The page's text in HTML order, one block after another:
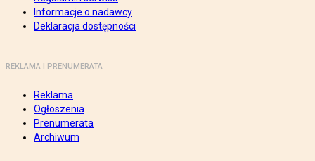
Informacje o nadawcy
Deklaracja dostępności
REKLAMA I PRENUMERATA
Reklama
Ogłoszenia
Prenumerata
Archiwum